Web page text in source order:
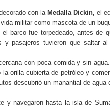
con la Medalla Dickin, el
militar como mascota de un
barco fue torpedeado, antes de
y pasajeros tuvieron que saltar al
con poca comida y sin
orilla cubierta de petróleo y
descubrió un manantial de agua
y navegaron hasta la isla de